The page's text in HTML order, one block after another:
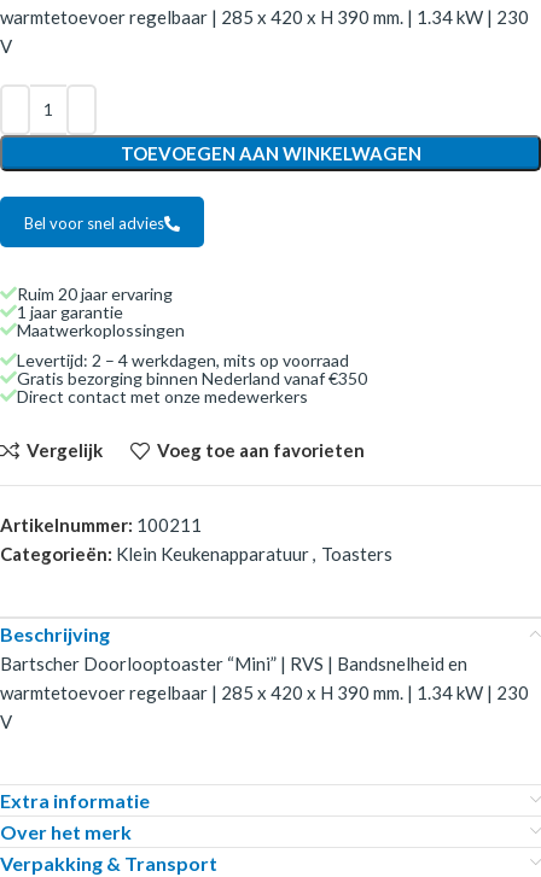
warmtetoevoer regelbaar | 285 x 420 x H 390 mm. | 1.34 kW | 230
V
TOEVOEGEN AAN WINKELWAGEN
Bel voor snel advies
Ruim 20 jaar ervaring
1 jaar garantie
Maatwerkoplossingen
Levertijd: 2 – 4 werkdagen, mits op voorraad
Gratis bezorging binnen Nederland vanaf €350
Direct contact met onze medewerkers
Vergelijk Voeg toe aan favorieten
Artikelnummer: 100211
Categorieën: Klein Keukenapparatuur, Toasters
Beschrijving
Bartscher Doorlooptoaster “Mini” | RVS | Bandsnelheid en
warmtetoevoer regelbaar | 285 x 420 x H 390 mm. | 1.34 kW | 230
V
Extra informatie
Over het merk
Verpakking & Transport